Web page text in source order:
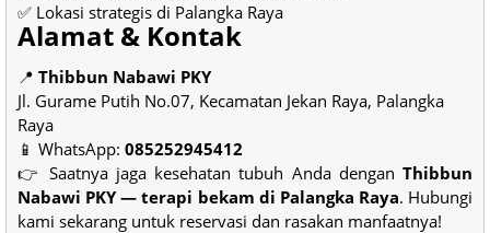
✅ Lokasi strategis di Palangka Raya
Alamat & Kontak
📍 Thibbun Nabawi PKY
Jl. Gurame Putih No.07, Kecamatan Jekan Raya, Palangka
Raya
📱 WhatsApp: 085252945412
👉 Saatnya jaga kesehatan tubuh Anda dengan Thibbun
Nabawi PKY — terapi bekam di Palangka Raya. Hubungi
kami sekarang untuk reservasi dan rasakan manfaatnya!